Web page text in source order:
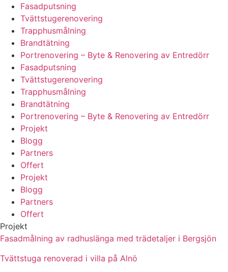
Fasadputsning
Tvättstugerenovering
Trapphusmålning
Brandtätning
Portrenovering – Byte & Renovering av Entredörr
Fasadputsning
Tvättstugerenovering
Trapphusmålning
Brandtätning
Portrenovering – Byte & Renovering av Entredörr
Projekt
Blogg
Partners
Offert
Projekt
Blogg
Partners
Offert
Projekt
Fasadmålning av radhuslänga med trädetaljer i Bergsjön
Tvättstuga renoverad i villa på Alnö